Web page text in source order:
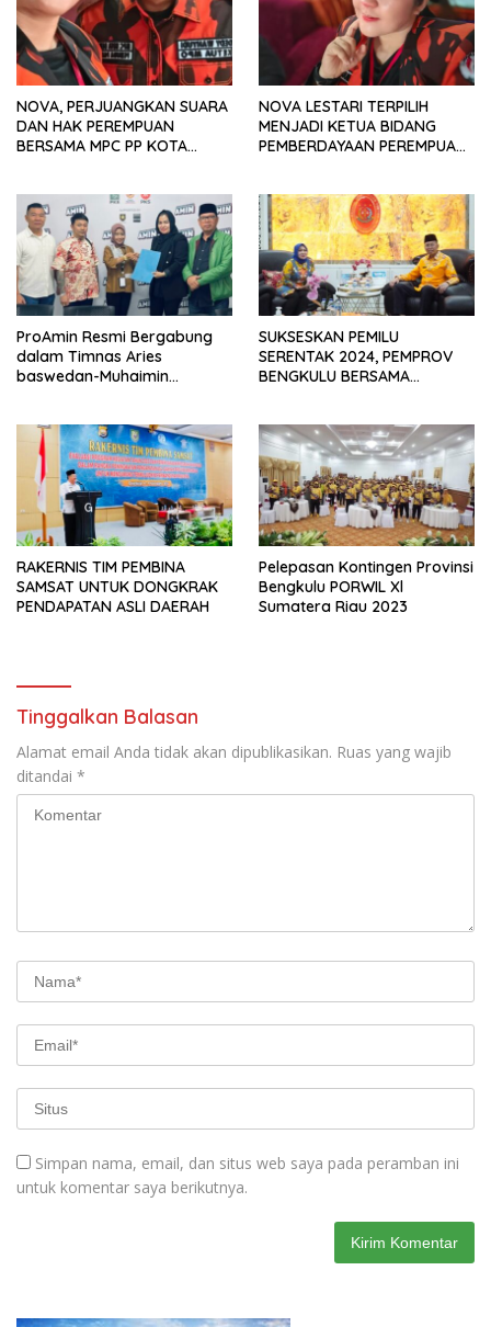
NOVA, PERJUANGKAN SUARA
DAN HAK PEREMPUAN
BERSAMA MPC PP KOTA
NOVA LESTARI TERPILIH
MENJADI KETUA BIDANG
PEMBERDAYAAN PEREMPUAN
ProAmin Resmi Bergabung
dalam Timnas Aries
baswedan-Muhaimin
Cawapres 2024
SUKSESKAN PEMILU
SERENTAK 2024, PEMPROV
BENGKULU BERSAMA
RAKERNIS TIM PEMBINA
SAMSAT UNTUK DONGKRAK
PENDAPATAN ASLI DAERAH
Pelepasan Kontingen Provinsi
Bengkulu PORWIL Xl
Sumatera Riau 2023
Tinggalkan Balasan
Alamat email Anda tidak akan dipublikasikan. Ruas yang wajib
ditandai *
Simpan nama, email, dan situs web saya pada peramban ini
untuk komentar saya berikutnya.